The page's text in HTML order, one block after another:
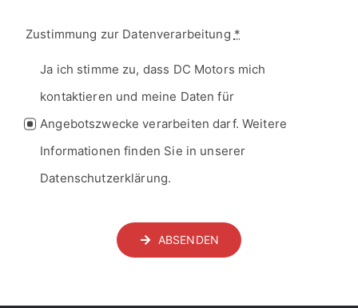
Zustimmung zur Datenverarbeitung *
Ja ich stimme zu, dass DC Motors mich
kontaktieren und meine Daten für
Angebotszwecke verarbeiten darf. Weitere
Informationen finden Sie in unserer
Datenschutzerklärung.
ABSENDEN